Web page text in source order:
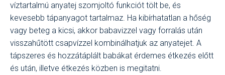
víztartalmú anyatej szomjoltó funkciót tölt be, és
kevesebb tápanyagot tartalmaz. Ha kibírhatatlan a hőség
vagy beteg a kicsi, akkor babavizzel vagy forralás után
visszahűtött csapvízzel kombinálhatjuk az anyatejet. A
tápszeres és hozzátáplált babákat érdemes étkezés előtt
és után, illetve étkezés közben is megitatni.